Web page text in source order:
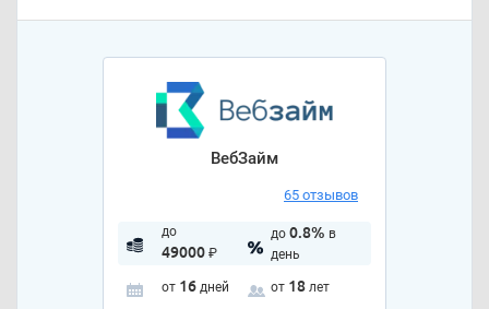
ВебЗайм
65 отзывов
до
49000₽
до 0.8% в
день
от 16 дней от 18 лет